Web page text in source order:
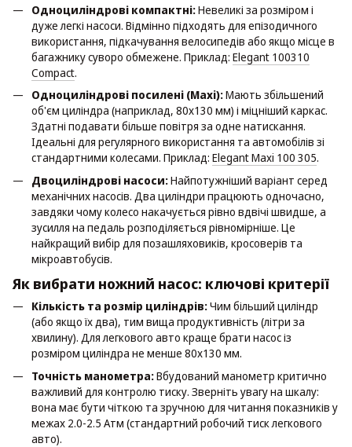
Одноциліндрові компактні:Невеликі за розміром і
дуже легкі насоси. Відмінно підходять для епізодичного
використання, підкачування велосипедів або якщо місце в
багажнику суворо обмежене. Приклад: Elegant 100310
Compact.
Одноциліндрові посилені (Maxi):Мають збільшений
об'єм циліндра (наприклад, 80x130 мм) і міцніший каркас.
Здатні подавати більше повітря за одне натискання.
Ідеальні для регулярного використання та автомобілів зі
стандартними колесами. Приклад: Elegant Maxi 100 305.
Двоциліндрові насоси:Найпотужніший варіант серед
механічних насосів. Два циліндри працюють одночасно,
завдяки чому колесо накачується рівно вдвічі швидше, а
зусилля на педаль розподіляється рівномірніше. Це
найкращий вибір для позашляховиків, кросоверів та
мікроавтобусів.
Як вибрати ножний насос: ключові критерії
Кількість та розмір циліндрів:Чим більший циліндр
(або якщо їх два), тим вища продуктивність (літри за
хвилину). Для легкового авто краще брати насос із
розміром циліндра не менше 80x130 мм.
Точність манометра:Вбудований манометр критично
важливий для контролю тиску. Зверніть увагу на шкалу:
вона має бути чіткою та зручною для читання показників у
межах 2.0-2.5 Атм (стандартний робочий тиск легкового
авто).